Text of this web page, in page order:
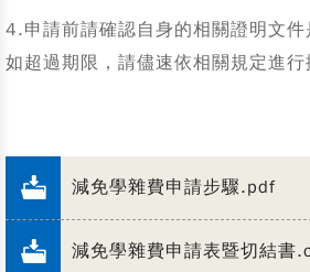
4.申請前請確認自身的相關證明文件
如超過期限，請儘速依相關規定進行
減免學雜費申請步驟.pdf
減免學雜費申請表暨切結書